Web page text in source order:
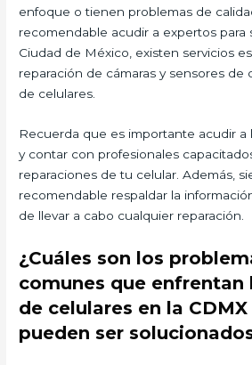
enfoque o tienen problemas de
recomendable acudir a expertos para
Ciudad de México, existen servicios
reparación de cámaras y sensores de
de celulares.
Recuerda que es importante acudir a
y contar con profesionales
reparaciones de tu celular. Además,
recomendable respaldar la
de llevar a cabo cualquier reparación.
¿Cuáles son los
comunes que enfrentan
de celulares en la
pueden ser